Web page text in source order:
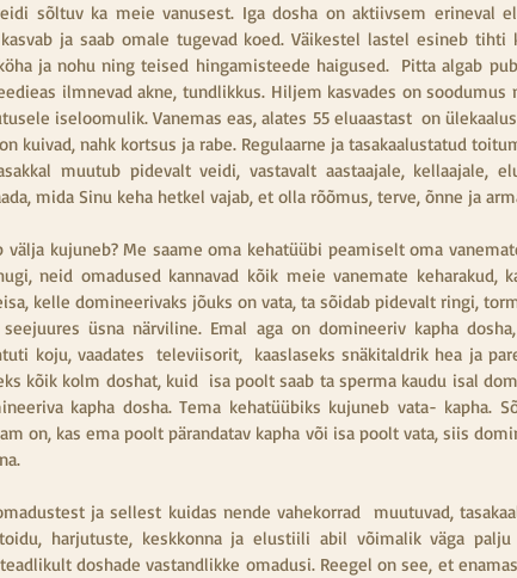
sõltuv ka meie vanusest. Iga dosha on aktiivsem erineval
ja saab omale tugevad koed. Väikestel lastel esineb tihti
ja nohu ning teised hingamisteede haigused.  Pitta algab
ilmnevad akne, tundlikkus. Hiljem kasvades on soodumus
iseloomulik. Vanemas eas, alates 55 eluaastast  on
kuivad, nahk kortsus ja rabe. Regulaarne ja tasakaalustatud
muutub pidevalt veidi, vastavalt aastaajale, kellaajale,
mida Sinu keha hetkel vajab, et olla rõõmus, terve, õnne ja
välja kujuneb? Me saame oma kehatüübi peamiselt oma
neid omadused kannavad kõik meie vanemate keharakud,
kelle domineerivaks jõuks on vata, ta sõidab pidevalt ringi,
üsna närviline. Emal aga on domineeriv kapha
koju, vaadates  televiisorit,  kaaslaseks snäkitaldrik hea ja
kõik kolm doshat, kuid  isa poolt saab ta sperma kaudu isal
kapha dosha. Tema kehatüübiks kujuneb vata- kapha.
on, kas ema poolt pärandatav kapha või isa poolt vata, siis
ja sellest kuidas nende vahekorrad  muutuvad,
harjutuste, keskkonna ja elustiili abil võimalik väga
doshade vastandlikke omadusi. Reegel on see, et